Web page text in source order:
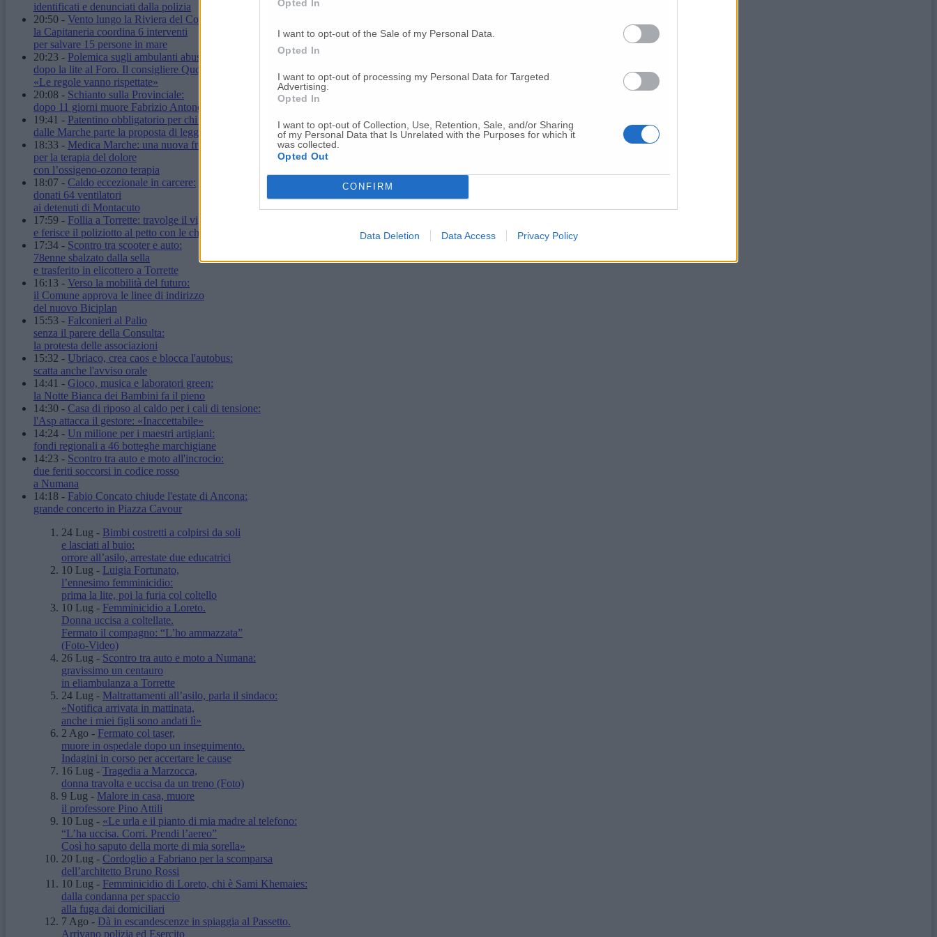
Opted In
I want to opt-out of the Sale of my Personal Data.
Opted In
I want to opt-out of processing my Personal Data for Targeted
Advertising.
Opted In
I want to opt-out of Collection, Use, Retention, Sale, and/or Sharing
of my Personal Data that Is Unrelated with the Purposes for which it
was collected.
Opted Out
CONFIRM
Data Deletion Data Access Privacy Policy
identificati e denunciati dalla polizia
20:50 - Vento lungo la Riviera del Conero:
la Capitaneria coordina 6 interventi
per salvare 15 persone in mare
20:23 - Polemica sugli ambulanti abusivi
dopo la lite al Foro. Il consigliere Quqqass:
«Le regole vanno rispettate»
20:08 - Schianto sulla Provinciale:
dopo 11 giorni muore Fabrizio Antonelli
19:41 - Patentino obbligatorio per chi ha un cane:
dalle Marche parte la proposta di legge
18:33 - Medica Marche: una nuova frontiera
per la terapia del dolore
con l’ossigeno-ozono terapia
18:07 - Caldo eccezionale in carcere:
donati 64 ventilatori
ai detenuti di Montacuto
17:59 - Follia a Torrette: travolge il vigilante
e ferisce il poliziotto al petto con le chiavi
17:34 - Scontro tra scooter e auto:
78enne sbalzato dalla sella
e trasferito in elicottero a Torrette
16:13 - Verso la mobilità del futuro:
il Comune approva le linee di indirizzo
del nuovo Biciplan
15:53 - Falconieri al Palio
senza il parere della Consulta:
la protesta delle associazioni
15:32 - Ubriaco, crea caos e blocca l'autobus:
scatta anche l'avviso orale
14:41 - Gioco, musica e laboratori green:
la Notte Bianca dei Bambini fa il pieno
14:30 - Casa di riposo al caldo per i cali di tensione:
l'Asp attacca il gestore: «Inaccettabile»
14:24 - Un milione per i maestri artigiani:
fondi regionali a 46 botteghe marchigiane
14:23 - Scontro tra auto e moto all'incrocio:
due feriti soccorsi in codice rosso
a Numana
14:18 - Fabio Concato chiude l'estate di Ancona:
grande concerto in Piazza Cavour
24 Lug - Bimbi costretti a colpirsi da soli
e lasciati al buio:
orrore all’asilo, arrestate due educatrici
10 Lug - Luigia Fortunato,
l’ennesimo femminicidio:
prima la lite, poi la furia col coltello
10 Lug - Femminicidio a Loreto.
Donna uccisa a coltellate.
Fermato il compagno: “L’ho ammazzata”
(Foto-Video)
26 Lug - Scontro tra auto e moto a Numana:
gravissimo un centauro
in eliambulanza a Torrette
24 Lug - Maltrattamenti all’asilo, parla il sindaco:
«Notifica arrivata in mattinata,
anche i miei figli sono andati lì»
2 Ago - Fermato col taser,
muore in ospedale dopo un inseguimento.
Indagini in corso per accertare le cause
16 Lug - Tragedia a Marzocca,
donna travolta e uccisa da un treno (Foto)
9 Lug - Malore in casa, muore
il professore Pino Attili
10 Lug - «Le urla e il pianto di mia madre al telefono:
“L’ha uccisa. Corri. Prendi l’aereo”
Così ho saputo della morte di mia sorella»
20 Lug - Cordoglio a Fabriano per la scomparsa
dell’architetto Bruno Rossi
10 Lug - Femminicidio di Loreto, chi è Sami Khemaies:
dalla condanna per spaccio
alla fuga dai domiciliari
7 Ago - Dà in escandescenze in spiaggia al Passetto.
Arrivano polizia ed Esercito